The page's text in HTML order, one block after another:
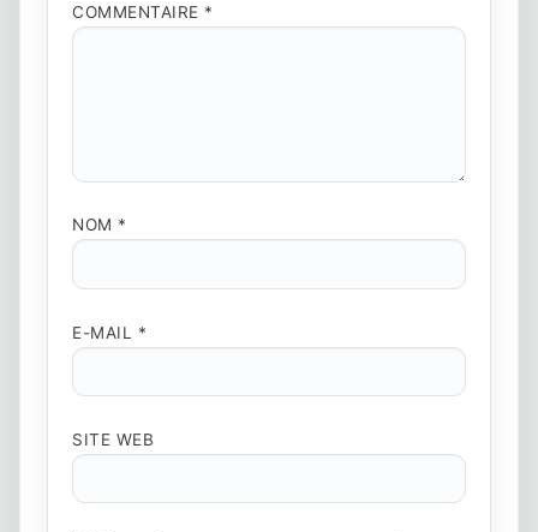
COMMENTAIRE *
NOM *
E-MAIL *
SITE WEB